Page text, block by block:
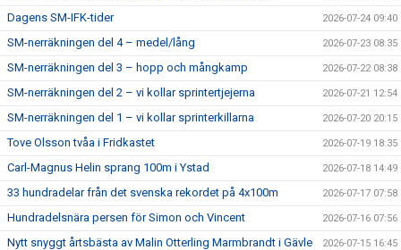
Dagens SM-IFK-tider 2026-07-24 09:40
SM-nerräkningen del 4 – medel/lång 2026-07-23 08:35
SM-nerräkningen del 3 – hopp och mångkamp 2026-07-22 08:38
SM-nerräkningen del 2 – vi kollar sprintertjejerna 2026-07-21 12:54
SM-nerräkningen del 1 – vi kollar sprinterkillarna 2026-07-20 20:15
Tove Olsson tvåa i Fridkastet 2026-07-19 18:35
Carl-Magnus Helin sprang 100m i Ystad 2026-07-18 14:49
33 hundradelar från det svenska rekordet på 4x100m 2026-07-17 07:58
Hundradelsnära persen för Simon och Vincent 2026-07-16 07:56
Nytt snyggt årtsbästa av Malin Otterling Marmbrandt i Gävle 2026-07-15 16:45